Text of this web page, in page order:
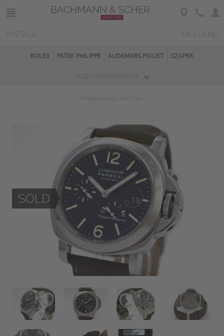
ROLEX PATEK PHILIPPE AUDEMARS PIGUET CZAPEK